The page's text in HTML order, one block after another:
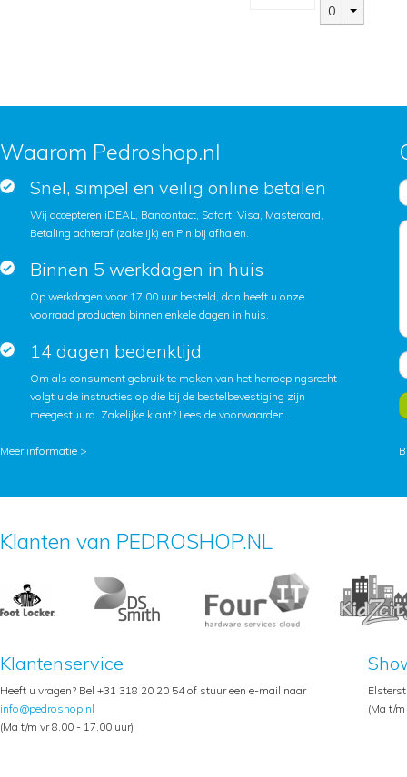
0
Waarom Pedroshop.nl
Snel, simpel en veilig online betalen
Wij accepteren iDEAL, Bancontact, Sofort, Visa, Mastercard,
Betaling achteraf (zakelijk) en Pin bij afhalen.
Binnen 5 werkdagen in huis
Op werkdagen voor 17.00 uur besteld, dan heeft u onze
voorraad producten binnen enkele dagen in huis.
14 dagen bedenktijd
Om als consument gebruik te maken van het herroepingsrecht
volgt u de instructies op die bij de bestelbevestiging zijn
meegestuurd. Zakelijke klant? Lees de voorwaarden.
Meer informatie >
Klanten van PEDROSHOP.NL
Klantenservice
Heeft u vragen? Bel +31 318 20 20 54 of stuur een e-mail naar
info@pedroshop.nl
(Ma t/m vr 8.00 - 17.00 uur)
(Ma t/